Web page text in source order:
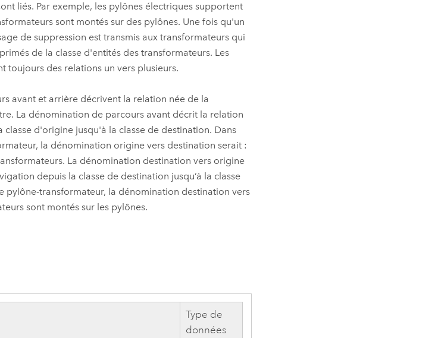
liés. Par exemple, les pylônes électriques supportent
sont montés sur des pylônes. Une fois qu'un
de suppression est transmis aux transformateurs qui
de la classe d'entités des transformateurs. Les
toujours des relations un vers plusieurs.
avant et arrière décrivent la relation née de la
La dénomination de parcours avant décrit la relation
d'origine jusqu'à la classe de destination. Dans
la dénomination origine vers destination serait :
La dénomination destination vers origine
depuis la classe de destination jusqu’à la classe
pylône-transformateur, la dénomination destination vers
sont montés sur les pylônes.
Type de
données